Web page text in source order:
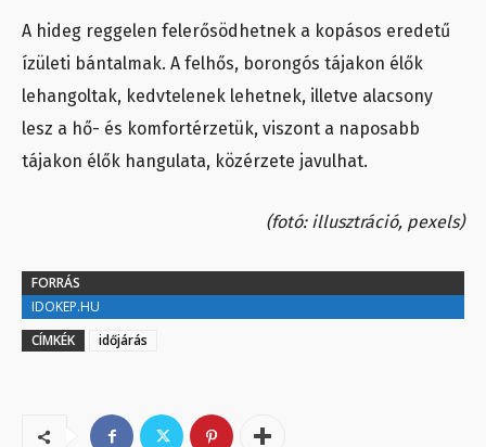
A hideg reggelen felerősödhetnek a kopásos eredetű
ízületi bántalmak. A felhős, borongós tájakon élők
lehangoltak, kedvtelenek lehetnek, illetve alacsony
lesz a hő- és komfortérzetük, viszont a naposabb
tájakon élők hangulata, közérzete javulhat.
(fotó: illusztráció, pexels)
FORRÁS
IDOKEP.HU
CÍMKÉK
időjárás